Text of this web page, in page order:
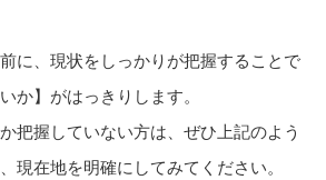
に、現状をしっかりが把握することで
か】がはっきりします。
把握していない方は、ぜひ上記のよう
現在地を明確にしてみてください。